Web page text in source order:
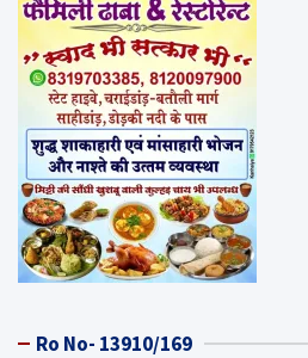
Ro No- 13910/169